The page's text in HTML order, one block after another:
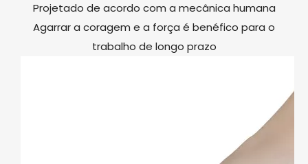
Projetado de acordo com a mecânica humana
Agarrar a coragem e a força é benéfico para o
trabalho de longo prazo